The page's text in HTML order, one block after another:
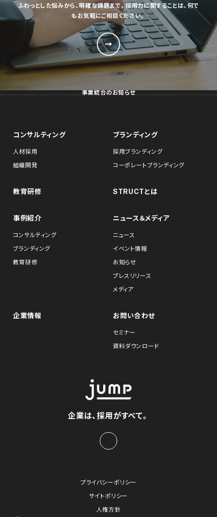
ふわっとした悩みから、明確な課題まで。採用力に関することは、何で
もお気軽にご相談ください。
事業統合のお知らせ
コンサルティング
人材採用
組織開発
ブランディング
採用ブランディング
コーポレートブランディング
教育研修 STRUCTとは
事例紹介
コンサルティング
ブランディング
教育研修
ニュース＆メディア
ニュース
イベント情報
お知らせ
プレスリリース
メディア
企業情報 お問い合わせ
セミナー
資料ダウンロード
企業は、採用がすべて。
プライバシーポリシー
サイトポリシー
人権方針